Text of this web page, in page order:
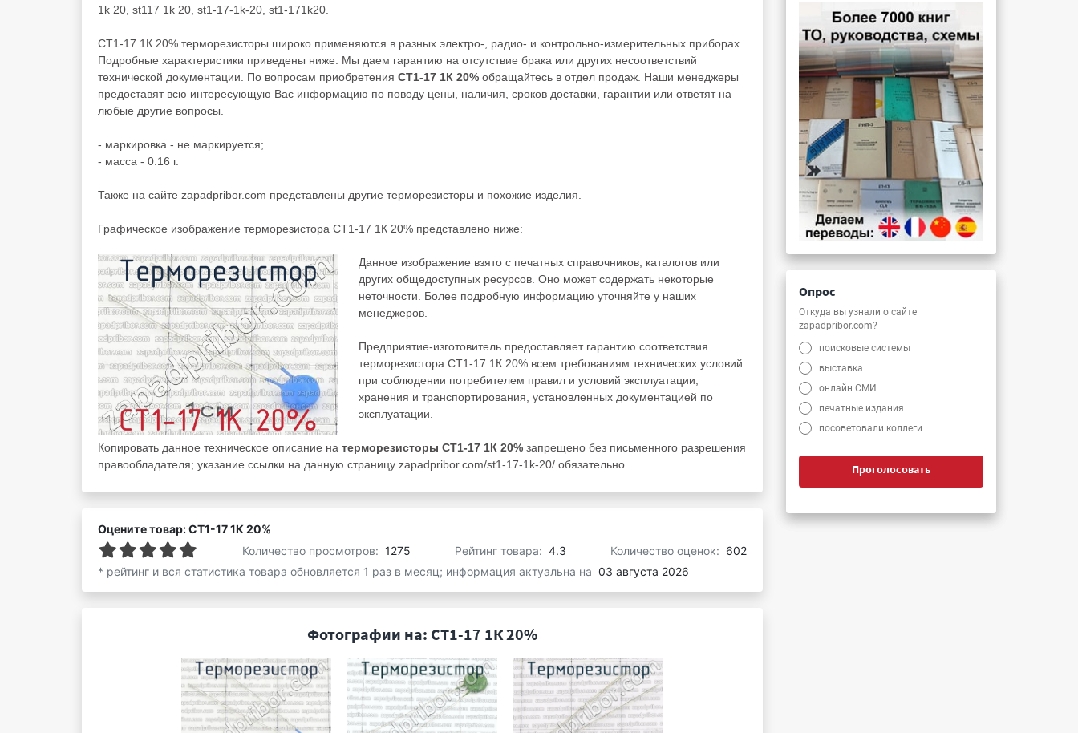
1k 20, st117 1k 20, st1-17-1k-20, st1-171k20.
СТ1-17 1К 20% терморезисторы широко применяются в разных электро-, радио- и контрольно-измерительных приборах.
Подробные характеристики приведены ниже. Мы даем гарантию на отсутствие брака или других несоответствий
технической документации. По вопросам приобретения СТ1-17 1К 20% обращайтесь в отдел продаж. Наши менеджеры
предоставят всю интересующую Вас информацию по поводу цены, наличия, сроков доставки, гарантии или ответят на
любые другие вопросы.
- маркировка - не маркируется;
- масса - 0.16 г.
Также на сайте zapadpribor.com представлены другие терморезисторы и похожие изделия.
Графическое изображение терморезистора СТ1-17 1К 20% представлено ниже:
Данное изображение взято с печатных справочников, каталогов или
других общедоступных ресурсов. Оно может содержать некоторые
неточности. Более подробную информацию уточняйте у наших
менеджеров.
Предприятие-изготовитель предоставляет гарантию соответствия
терморезистора СТ1-17 1К 20% всем требованиям технических условий
при соблюдении потребителем правил и условий эксплуатации,
хранения и транспортирования, установленных документацией по
эксплуатации.
Копировать данное техническое описание на терморезисторы СТ1-17 1К 20% запрещено без письменного разрешения
правообладателя; указание ссылки на данную страницу zapadpribor.com/st1-17-1k-20/ обязательно.
Оцените товар: СТ1-17 1К 20%
Количество просмотров: 1275 Рейтинг товара: 4.3 Количество оценок: 602
* рейтинг и вся статистика товара обновляется 1 раз в месяц; информация актуальна на 03 августа 2026
Фотографии на: СТ1-17 1К 20%
Опрос
Откуда вы узнали о сайте
zapadpribor.com?
поисковые системы
выставка
онлайн СМИ
печатные издания
посоветовали коллеги
Проголосовать